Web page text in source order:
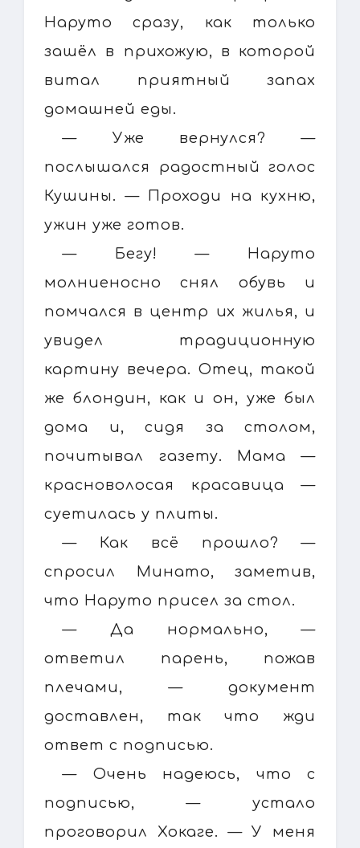
Наруто сразу, как только
зашёл в прихожую, в которой
витал приятный запах
домашней еды.
— Уже вернулся? —
послышался радостный голос
Кушины. — Проходи на кухню,
ужин уже готов.
— Бегу! — Наруто
молниеносно снял обувь и
помчался в центр их жилья, и
увидел традиционную
картину вечера. Отец, такой
же блондин, как и он, уже был
дома и, сидя за столом,
почитывал газету. Мама —
красноволосая красавица —
суетилась у плиты.
— Как всё прошло? —
спросил Минато, заметив,
что Наруто присел за стол.
— Да нормально, —
ответил парень, пожав
плечами, — документ
доставлен, так что жди
ответ с подписью.
— Очень надеюсь, что с
подписью, — устало
проговорил Хокаге. — У меня